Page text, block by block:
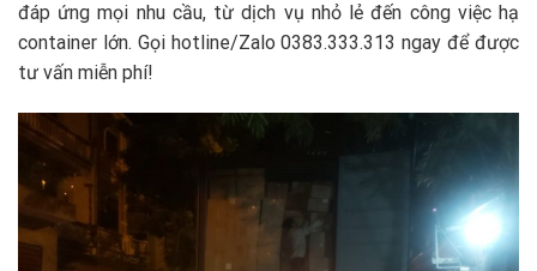
đáp ứng mọi nhu cầu, từ dịch vụ nhỏ lẻ đến công việc hạ
container lớn. Gọi hotline/Zalo 0383.333.313 ngay để được
tư vấn miễn phí!